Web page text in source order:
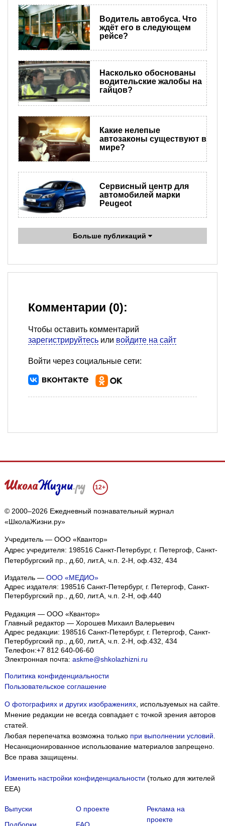
Водитель автобуса. Что
ждёт его в следующем
рейсе?
Насколько обоснованы
водительские жалобы на
гайцов?
​Какие нелепые
автозаконы существуют в
мире?
Сервисный центр для
автомобилей марки
Peugeot
Больше публикаций
Комментарии (0):
Чтобы оставить комментарий
зарегистрируйтесь или войдите на сайт
Войти через социальные сети:
12+
© 2000–2026 Ежедневный познавательный журнал
«ШколаЖизни.ру»
Учредитель — ООО «Квантор»
Адрес учредителя: 198516 Санкт-Петербург, г. Петергоф, Санкт-
Петербургский пр., д.60, лит.А, ч.п. 2-Н, оф.432, 434
Издатель — ООО «МЕДИО»
Адрес издателя: 198516 Санкт-Петербург, г. Петергоф, Санкт-
Петербургский пр., д.60, лит.А, ч.п. 2-Н, оф.440
Редакция — ООО «Квантор»
Главный редактор — Хорошев Михаил Валерьевич
Адрес редакции: 198516 Санкт-Петербург, г. Петергоф, Санкт-
Петербургский пр., д.60, лит.А, ч.п. 2-Н, оф.432, 434
Телефон:+7 812 640-06-60
Электронная почта: askme@shkolazhizni.ru
Политика конфиденциальности
Пользовательское соглашение
О фотографиях и других изображениях, используемых на сайте.
Мнение редакции не всегда совпадает с точкой зрения авторов
статей.
Любая перепечатка возможна только при выполнении условий.
Несанкционированное использование материалов запрещено.
Все права защищены.
Изменить настройки конфиденциальности (только для жителей
EEA)
Выпуски
О проекте
Реклама на
проекте